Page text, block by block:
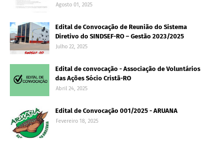
Agosto 01, 2025
Edital de Convocação de Reunião do Sistema
Diretivo do SINDSEF-RO – Gestão 2023/2025
Julho 22, 2025
Edital de convocação - Associação de Voluntários
das Ações Sócio Cristã-RO
Abril 24, 2025
Edital de Convocação 001/2025 - ARUANA
Fevereiro 18, 2025